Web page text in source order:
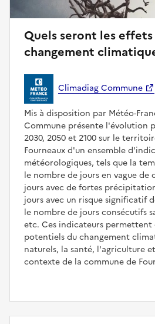
Quels seront les
changement
Climadiag Commune
Mis à disposition par Météo-
Commune présente l'évolution
2030, 2050 et 2100 sur le
Fourneaux d'un ensemble
météorologiques, tels que la
le nombre de jours en vague de
jours avec de fortes
jours avec un risque significatif
le nombre de jours consécutifs
etc. Ces indicateurs
potentiels du changement
naturels, la santé, l'agriculture
contexte de la commune de